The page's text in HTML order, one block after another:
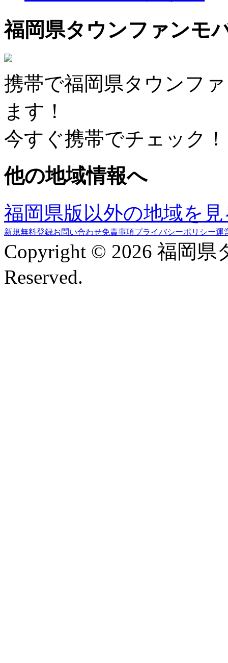
福岡県タウンファンモ
携帯で福岡県タウンフ
ます！
今すぐ携帯でチェック！
他の地域情報へ
福岡県版以外の地域を
新規無料登録お問い合わせ免責事項プライバシーポリシー運
Copyright © 2026 福岡
Reserved.